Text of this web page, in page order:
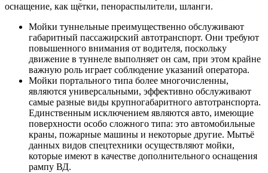
оснащение, как щётки, пенораспылители, шланги.
Мойки туннельные преимущественно обслуживают
габаритный пассажирский автотранспорт. Они требуют
повышенного внимания от водителя, поскольку
движение в туннеле выполняет он сам, при этом крайне
важную роль играет соблюдение указаний оператора.
Мойки портального типа более многочисленны,
являются универсальными, эффективно обслуживают
самые разные виды крупногабаритного автотранспорта.
Единственным исключением являются авто, имеющие
поверхности особо сложного типа: это автомобильные
краны, пожарные машины и некоторые другие. Мытьё
данных видов спецтехники осуществляют мойки,
которые имеют в качестве дополнительного оснащения
рампу ВД.